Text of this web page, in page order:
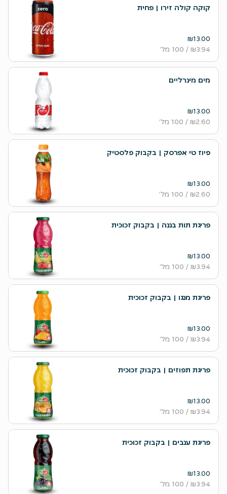
קוקה קולה זירו | פחית
₪13.00
₪3.94 / 100 מל׳
מים מינרליים
₪13.00
₪2.60 / 100 מל׳
פיוז טי אפרסק | בקבוק פלסטיק
₪13.00
₪2.60 / 100 מל׳
פריגת תות בננה | בקבוק זכוכית
₪13.00
₪3.94 / 100 מל׳
פריגת מנגו | בקבוק זכוכית
₪13.00
₪3.94 / 100 מל׳
פריגת תפוזים | בקבוק זכוכית
₪13.00
₪3.94 / 100 מל׳
פריגת ענבים | בקבוק זכוכית
₪13.00
₪3.94 / 100 מל׳